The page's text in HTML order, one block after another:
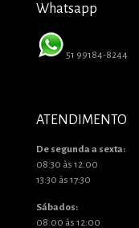
Whatsapp
51 99184-8244
ATENDIMENTO
De segunda a sexta:
08:30 às 12:00
13:30 às 17:30
Sábados:
08:00 às 12:00